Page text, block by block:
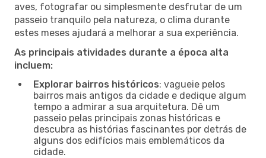
aves, fotografar ou simplesmente desfrutar de um
passeio tranquilo pela natureza, o clima durante
estes meses ajudará a melhorar a sua experiência.
As principais atividades durante a época alta
incluem:
Explorar bairros históricos: vagueie pelos
bairros mais antigos da cidade e dedique algum
tempo a admirar a sua arquitetura. Dê um
passeio pelas principais zonas históricas e
descubra as histórias fascinantes por detrás de
alguns dos edifícios mais emblemáticos da
cidade.